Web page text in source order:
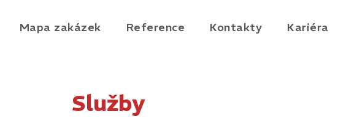
Mapa zakázek Reference Kontakty Kariéra
Služby